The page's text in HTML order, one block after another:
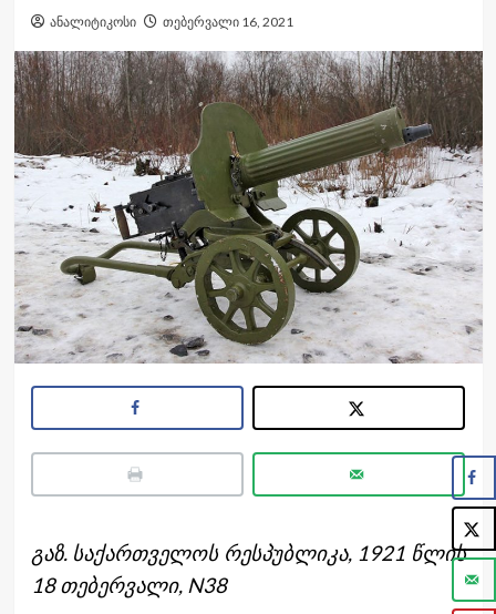
ანალიტიკოსი თებერვალი 16, 2021
გაზ. საქართველოს რესპუბლიკა, 1921 წლის
18 თებერვალი, N38